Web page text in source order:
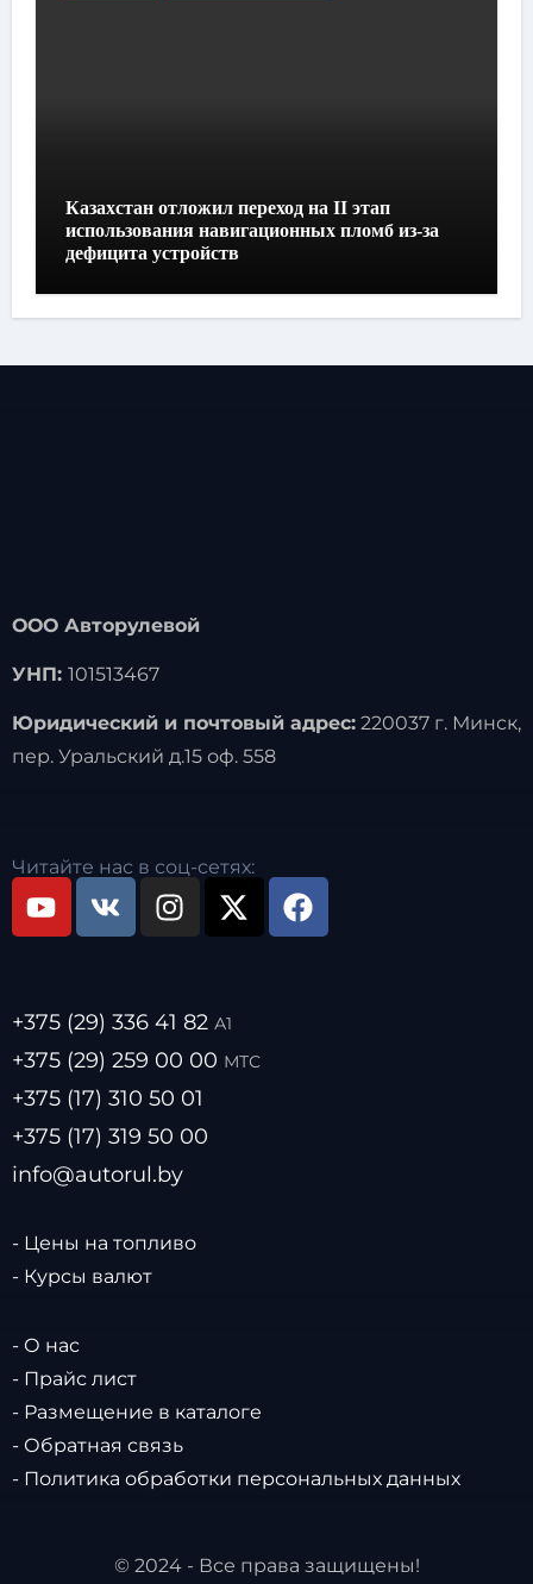
Казахстан отложил переход на II этап
использования навигационных пломб из-за
дефицита устройств
ООО Авторулевой
УНП: 101513467
Юридический и почтовый адрес:220037 г. Минск,
пер. Уральский д.15 оф. 558
Читайте нас в соц-сетях:
+375 (29) 336 41 82 А1
+375 (29) 259 00 00 МТС
+375 (17) 310 50 01
+375 (17) 319 50 00
info@autorul.by
- Цены на топливо
- Курсы валют
- О нас
- Прайс лист
- Размещение в каталоге
- Обратная связь
- Политика обработки персональных данных
© 2024 - Все права защищены!